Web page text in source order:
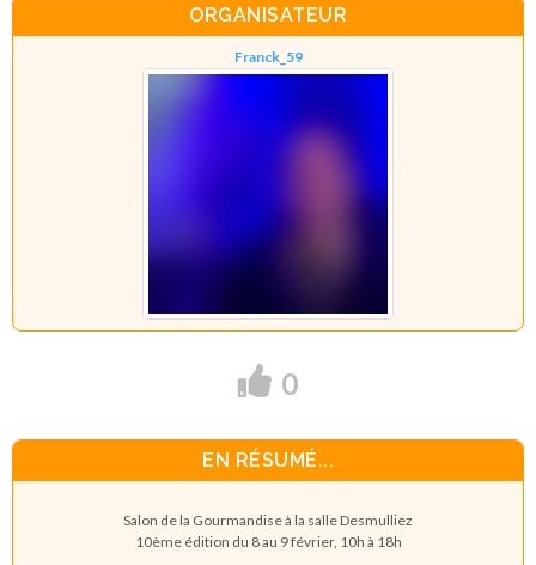
ORGANISATEUR
Franck_59
0
EN RÉSUMÉ...
Salon de la Gourmandise à la salle Desmulliez
10ème édition du 8 au 9 février, 10h à 18h